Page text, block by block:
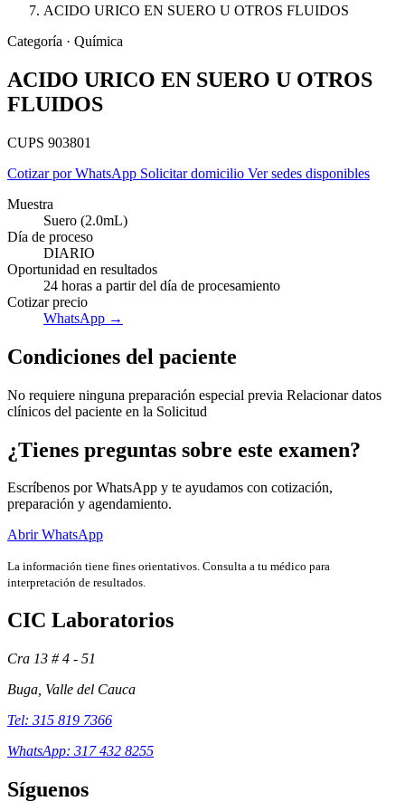
Empresas
ACIDO URICO EN SUERO U OTROS FLUIDOS
Categoría · Química
ACIDO URICO EN SUERO U OTROS
FLUIDOS
CUPS 903801
Cotizar por WhatsApp Solicitar domicilio Ver sedes disponibles
Muestra
Suero (2.0mL)
Día de proceso
DIARIO
Oportunidad en resultados
24 horas a partir del día de procesamiento
Cotizar precio
WhatsApp →
Condiciones del paciente
No requiere ninguna preparación especial previa Relacionar datos
clínicos del paciente en la Solicitud
¿Tienes preguntas sobre este examen?
Escríbenos por WhatsApp y te ayudamos con cotización,
preparación y agendamiento.
Abrir WhatsApp
La información tiene fines orientativos. Consulta a tu médico para
interpretación de resultados.
CIC Laboratorios
Cra 13 # 4 - 51
Buga, Valle del Cauca
Tel: 315 819 7366
WhatsApp: 317 432 8255
Síguenos